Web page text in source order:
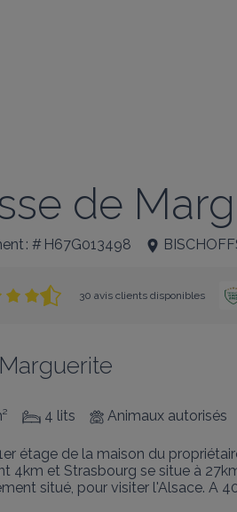
de
: # H67G013498
30 avis clients disponibles
4 lits Animaux autorisés
étage de la maison du
4km et Strasbourg se situe à
situé, pour visiter l'Alsace. A